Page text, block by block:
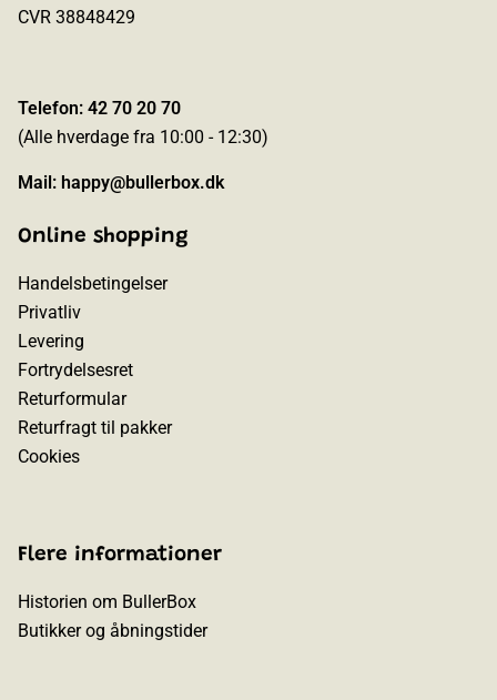
CVR 38848429
Telefon: 42 70 20 70
(Alle hverdage fra 10:00 - 12:30)
Mail: happy@bullerbox.dk
Online shopping
Handelsbetingelser
Privatliv
Levering
Fortrydelsesret
Returformular
Returfragt til pakker
Cookies
Flere informationer
Historien om BullerBox
Butikker og åbningstider